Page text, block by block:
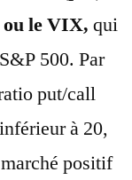
ou le VIX, qui
500. Par
put/call
à 20,
positif